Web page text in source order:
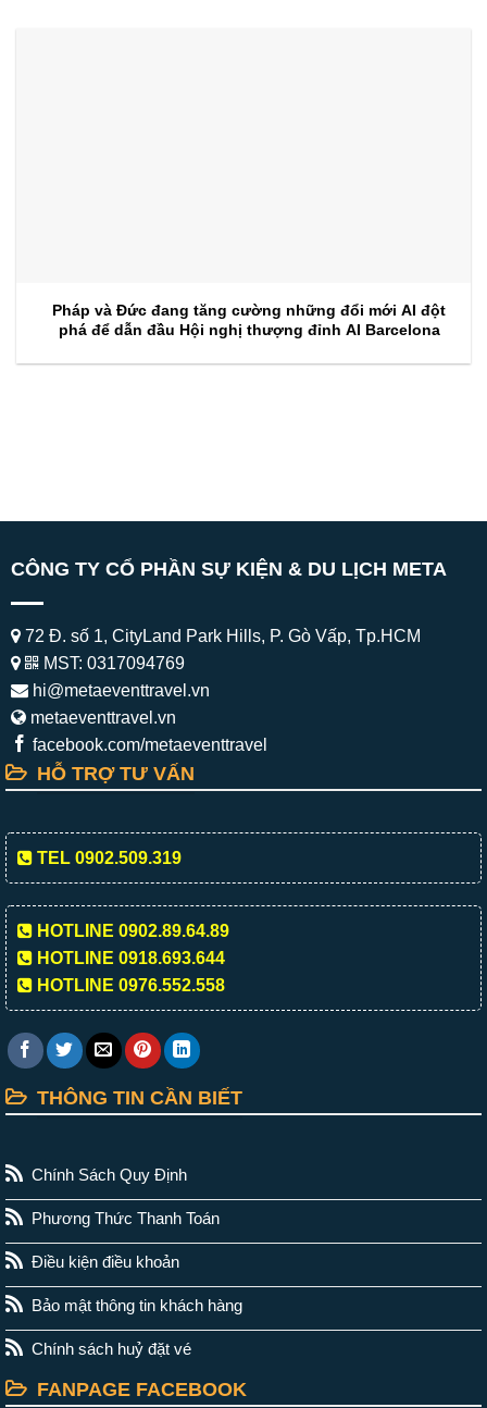
Pháp và Đức đang tăng cường những đổi mới AI đột
phá để dẫn đầu Hội nghị thượng đỉnh AI Barcelona
CÔNG TY CỔ PHẦN SỰ KIỆN & DU LỊCH META
72 Đ. số 1, CityLand Park Hills, P. Gò Vấp, Tp.HCM
MST: 0317094769
hi@metaeventtravel.vn
metaeventtravel.vn
facebook.com/metaeventtravel
HỖ TRỢ TƯ VẤN
TEL 0902.509.319
HOTLINE 0902.89.64.89
HOTLINE 0918.693.644
HOTLINE 0976.552.558
THÔNG TIN CẦN BIẾT
Chính Sách Quy Định
Phương Thức Thanh Toán
Điều kiện điều khoản
Bảo mật thông tin khách hàng
Chính sách huỷ đặt vé
FANPAGE FACEBOOK